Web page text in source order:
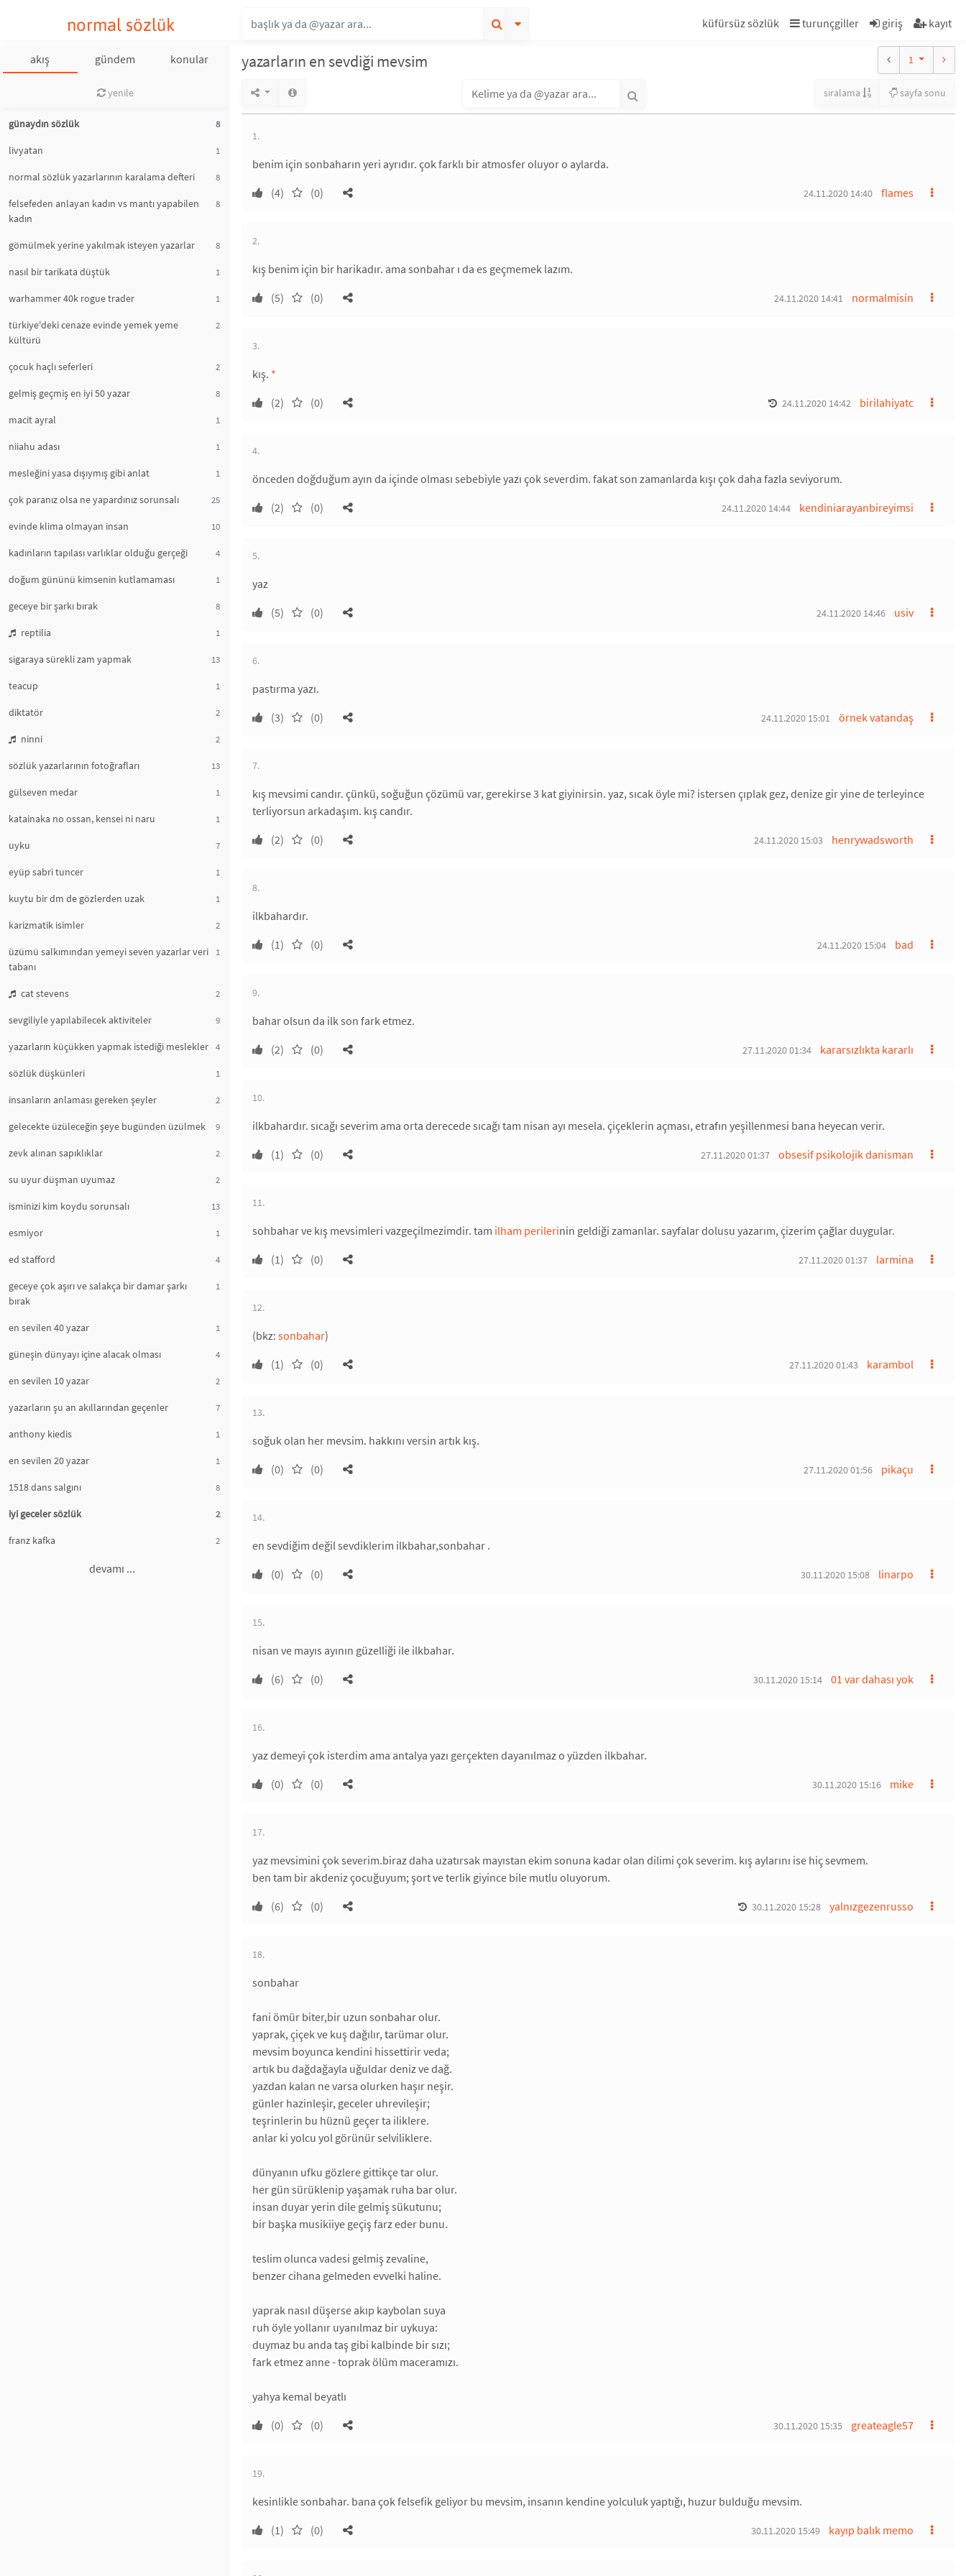
normal sözlük küfürsüz sözlük turunçgiller giriş kayıt
akış gündem konular
yenile
günaydın sözlük 8
livyatan 1
normal sözlük yazarlarının karalama defteri 8
felsefeden anlayan kadın vs mantı yapabilen
kadın
8
gömülmek yerine yakılmak isteyen yazarlar 8
nasıl bir tarikata düştük 1
warhammer 40k rogue trader 1
türkiye'deki cenaze evinde yemek yeme
kültürü
2
çocuk haçlı seferleri 2
gelmiş geçmiş en iyi 50 yazar 8
macit ayral 1
niiahu adası 1
mesleğini yasa dışıymış gibi anlat 1
çok paranız olsa ne yapardınız sorunsalı 25
evinde klima olmayan insan 10
kadınların tapılası varlıklar olduğu gerçeği 4
doğum gününü kimsenin kutlamaması 1
geceye bir şarkı bırak 8
reptilia 1
sigaraya sürekli zam yapmak 13
teacup 1
diktatör 2
ninni 2
sözlük yazarlarının fotoğrafları 13
gülseven medar 1
katainaka no ossan, kensei ni naru 1
uyku 7
eyüp sabri tuncer 1
kuytu bir dm de gözlerden uzak 1
karizmatik isimler 2
üzümü salkımından yemeyi seven yazarlar veri
tabanı
1
cat stevens 2
sevgiliyle yapılabilecek aktiviteler 9
yazarların küçükken yapmak istediği meslekler 4
sözlük düşkünleri 1
insanların anlaması gereken şeyler 2
gelecekte üzüleceğin şeye bugünden üzülmek 9
zevk alınan sapıklıklar 2
su uyur düşman uyumaz 2
isminizi kim koydu sorunsalı 13
esmiyor 1
ed stafford 4
geceye çok aşırı ve salakça bir damar şarkı
bırak
1
en sevilen 40 yazar 1
güneşin dünyayı içine alacak olması 4
en sevilen 10 yazar 2
yazarların şu an akıllarından geçenler 7
anthony kiedis 1
en sevilen 20 yazar 1
1518 dans salgını 8
iyi geceler sözlük 2
franz kafka 2
devamı ...
yazarların en sevdiği mevsim 1
sıralama sayfa sonu
1.
benim için sonbaharın yeri ayrıdır. çok farklı bir atmosfer oluyor o aylarda.
(4)
(0) flames
24.11.2020 14:40
2.
kış benim için bir harikadır. ama sonbahar ı da es geçmemek lazım.
(5)
(0) normalmisin
24.11.2020 14:41
3.
kış. *
(2)
(0) birilahiyatc
24.11.2020 14:42
4.
önceden doğduğum ayın da içinde olması sebebiyle yazı çok severdim. fakat son zamanlarda kışı çok daha fazla seviyorum.
(2)
(0) kendiniarayanbireyimsi
24.11.2020 14:44
5.
yaz
(5)
(0) usiv
24.11.2020 14:46
6.
pastırma yazı.
(3)
(0) örnek vatandaş
24.11.2020 15:01
7.
kış mevsimi candır. çünkü, soğuğun çözümü var, gerekirse 3 kat giyinirsin. yaz, sıcak öyle mi? istersen çıplak gez, denize gir yine de terleyince
terliyorsun arkadaşım. kış candır.
(2)
(0) henrywadsworth
24.11.2020 15:03
8.
ilkbahardır.
(1)
(0) bad
24.11.2020 15:04
9.
bahar olsun da ilk son fark etmez.
(2)
(0) kararsızlıkta kararlı
27.11.2020 01:34
10.
ilkbahardır. sıcağı severim ama orta derecede sıcağı tam nisan ayı mesela. çiçeklerin açması, etrafın yeşillenmesi bana heyecan verir.
(1)
(0) obsesif psikolojik danisman
27.11.2020 01:37
11.
sohbahar ve kış mevsimleri vazgeçilmezimdir. tam ilham perilerinin geldiği zamanlar. sayfalar dolusu yazarım, çizerim çağlar duygular.
(1)
(0) larmina
27.11.2020 01:37
12.
(bkz: sonbahar)
(1)
(0) karambol
27.11.2020 01:43
13.
soğuk olan her mevsim. hakkını versin artık kış.
(0)
(0) pikaçu
27.11.2020 01:56
14.
en sevdiğim değil sevdiklerim ilkbahar,sonbahar .
(0)
(0) linarpo
30.11.2020 15:08
15.
nisan ve mayıs ayının güzelliği ile ilkbahar.
(6)
(0) 01 var dahası yok
30.11.2020 15:14
16.
yaz demeyi çok isterdim ama antalya yazı gerçekten dayanılmaz o yüzden ilkbahar.
(0)
(0) mike
30.11.2020 15:16
17.
yaz mevsimini çok severim.biraz daha uzatırsak mayıstan ekim sonuna kadar olan dilimi çok severim. kış aylarını ise hiç sevmem.
ben tam bir akdeniz çocuğuyum; şort ve terlik giyince bile mutlu oluyorum.
(6)
(0) yalnızgezenrusso
30.11.2020 15:28
18.
sonbahar
fani ömür biter,bir uzun sonbahar olur.
yaprak, çiçek ve kuş dağılır, tarümar olur.
mevsim boyunca kendini hissettirir veda;
artık bu dağdağayla uğuldar deniz ve dağ.
yazdan kalan ne varsa olurken haşır neşir.
günler hazinleşir, geceler uhrevileşir;
teşrinlerin bu hüznü geçer ta iliklere.
anlar ki yolcu yol görünür selviliklere.
dünyanın ufku gözlere gittikçe tar olur.
her gün sürüklenip yaşamak ruha bar olur.
insan duyar yerin dile gelmiş sükutunu;
bir başka musikiiye geçiş farz eder bunu.
teslim olunca vadesi gelmiş zevaline,
benzer cihana gelmeden evvelki haline.
yaprak nasıl düşerse akıp kaybolan suya
ruh öyle yollanır uyanılmaz bir uykuya:
duymaz bu anda taş gibi kalbinde bir sızı;
fark etmez anne - toprak ölüm maceramızı.
yahya kemal beyatlı
(0)
(0) greateagle57
30.11.2020 15:35
19.
kesinlikle sonbahar. bana çok felsefik geliyor bu mevsim, insanın kendine yolculuk yaptığı, huzur bulduğu mevsim.
(1)
(0) kayıp balık memo
30.11.2020 15:49